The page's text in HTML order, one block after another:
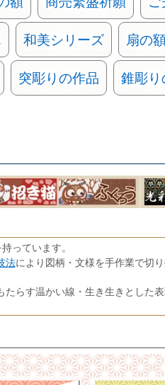
和美シリーズ 扇の
突彫りの作品
錐彫り
持っています。
法により図柄・文様を手作業で切
らす温かい線・生き生きとした表